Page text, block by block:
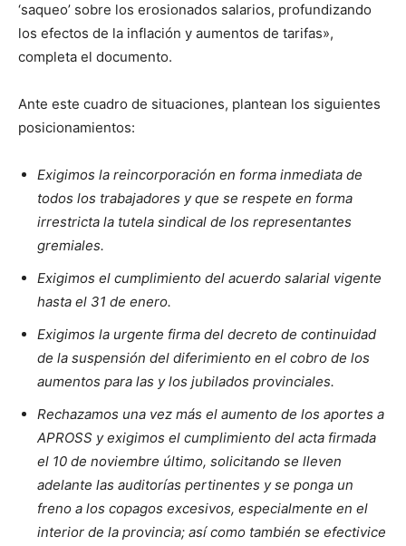
‘saqueo’ sobre los erosionados salarios, profundizando
los efectos de la inflación y aumentos de tarifas»,
completa el documento.
Ante este cuadro de situaciones, plantean los siguientes
posicionamientos:
Exigimos la reincorporación en forma inmediata de
todos los trabajadores y que se respete en forma
irrestricta la tutela sindical de los representantes
gremiales.
Exigimos el cumplimiento del acuerdo salarial vigente
hasta el 31 de enero.
Exigimos la urgente firma del decreto de continuidad
de la suspensión del diferimiento en el cobro de los
aumentos para las y los jubilados provinciales.
Rechazamos una vez más el aumento de los aportes a
APROSS y exigimos el cumplimiento del acta firmada
el 10 de noviembre último, solicitando se lleven
adelante las auditorías pertinentes y se ponga un
freno a los copagos excesivos, especialmente en el
interior de la provincia; así como también se efectivice